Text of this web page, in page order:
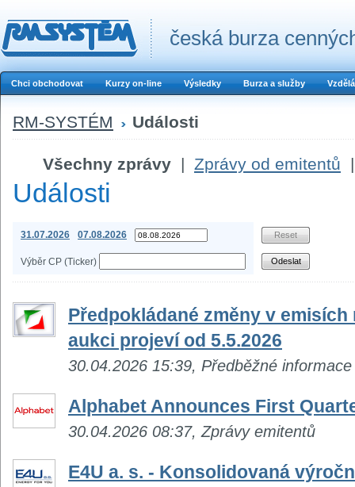
česká burza
Chci obchodovat Kurzy on-line Výsledky Burza a služby
RM-SYSTÉM Události
Všechny zprávy | Zprávy od emitentů |
Události
31.07.2026 07.08.2026
Výběr CP (Ticker)
Předpokládané změny v emisích
aukci projeví od 5.5.2026
30.04.2026 15:39, Předběžné informace
Alphabet Announces First
30.04.2026 08:37, Zprávy emitentů
E4U a. s. - Konsolidovaná